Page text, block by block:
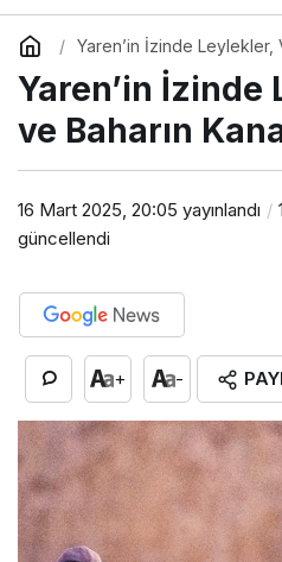
Yaren’in İzinde Leylekler, Vefa ve Baharın Kanat
Yaren’in İzinde
ve Baharın
16 Mart 2025, 20:05 yayınlandı
güncellendi
+ -